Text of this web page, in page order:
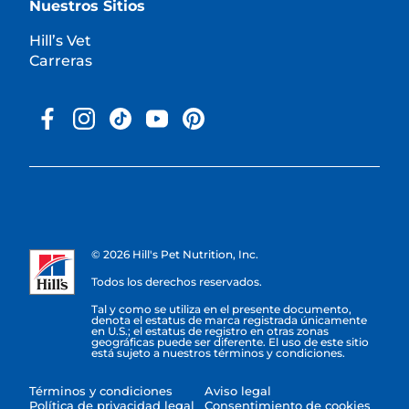
Nuestros Sitios
Hill’s Vet
Carreras
© 2026 Hill's Pet Nutrition, Inc.
Todos los derechos reservados.
Tal y como se utiliza en el presente documento,
denota el estatus de marca registrada únicamente
en U.S.; el estatus de registro en otras zonas
geográficas puede ser diferente. El uso de este sitio
está sujeto a nuestros términos y condiciones.
Términos y condiciones
Política de privacidad legal
Aviso legal
Consentimiento de cookies